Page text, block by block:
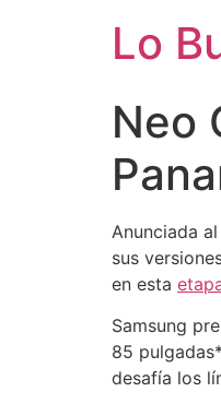
Lo
Neo
Anunciada
sus
en esta
Samsung
85
desafía los